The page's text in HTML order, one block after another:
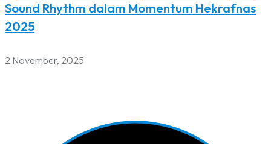
Sound Rhythm dalam Momentum Hekrafnas
2025
2 November, 2025